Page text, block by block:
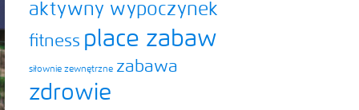
aktywny wypoczynek
fitness place zabaw
siłownie zewnętrzne zabawa
zdrowie